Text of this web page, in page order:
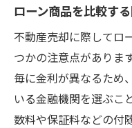
プロが教える門
リノベーシ
視覚的魅力
エネルギー効
地域内の競
ローン商品を比較す
不動産売却に際してロ
つかの注意点がありま
毎に金利が異なるため
いる金融機関を選ぶこ
数料や保証料などの付